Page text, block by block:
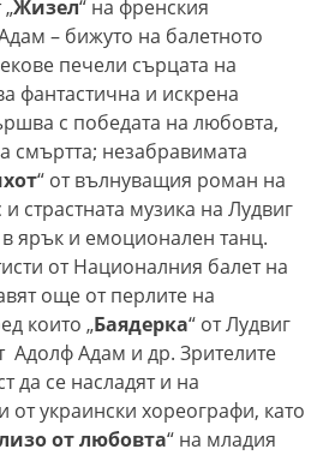
Жизел“ на френския
– бижуто на балетното
печели сърцата на
фантастична и искрена
с победата на любовта,
смъртта; незабравимата
“ от вълнуващия роман на
страстната музика на Лудвиг
ярък и емоционален танц.
от Националния балет на
още от перлите на
които „Баядерка“ от Лудвиг
Адолф Адам и др. Зрителите
да се насладят и на
от украински хореографи, като
от любовта“ на младия